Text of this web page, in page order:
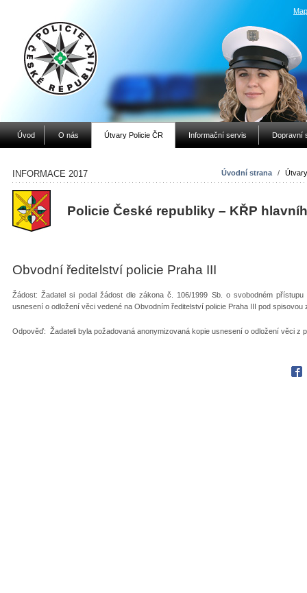
Úvod O nás Útvary Policie ČR Informační servis Dopravní
Úvodní strana /
INFORMACE 2017
Policie České republiky – KŘP
Obvodní ředitelství policie Praha III
Žádost: Žadatel si podal žádost dle zákona č. 106/1999 Sb. o svobodném
usnesení o odložení věci vedené na Obvodním ředitelství policie Praha III pod
Odpověď: Žadateli byla požadovaná anonymizovaná kopie usnesení o odložení věci